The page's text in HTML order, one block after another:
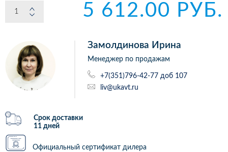
5 612.00 РУБ.
Замолдинова Ирина
Менеджер по продажам
+7(351)796-42-77 доб 107
liv@ukavt.ru
Срок доставки
11 дней
Официальный сертификат дилера